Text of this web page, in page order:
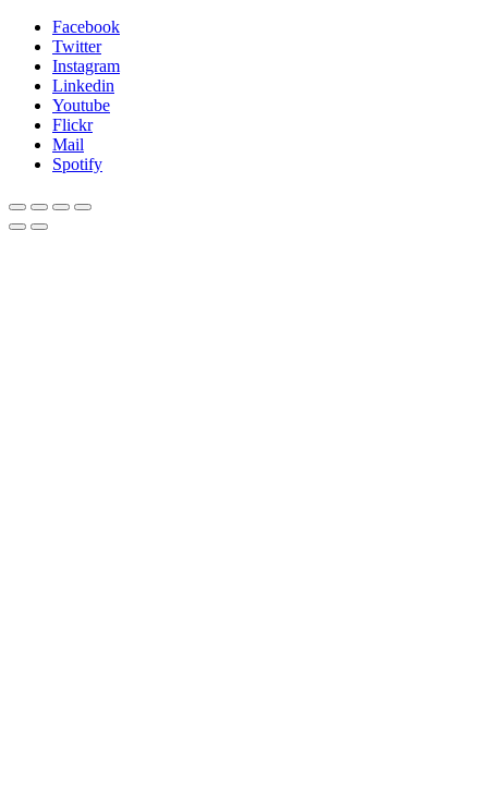
Facebook
Twitter
Instagram
Linkedin
Youtube
Flickr
Mail
Spotify